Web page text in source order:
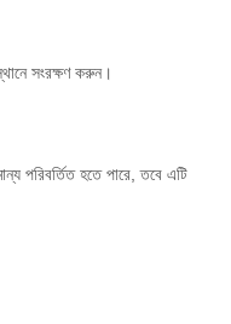
সংরক্ষণ করুন।
পরিবর্তিত হতে পারে, তবে এটি